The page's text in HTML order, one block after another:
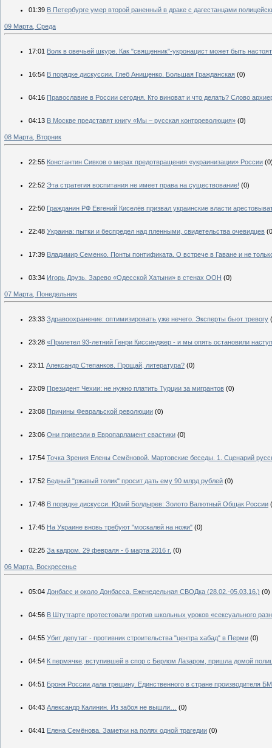
01:39 В Петербурге умер второй раненный в драке с дагестанцами
09 Марта, Среда
17:01 Волк в овечьей шкуре. Как "священник"-укронацист может быть
16:54 В порядке дискуссии. Глеб Анищенко. Большая Гражданская (0)
04:16 Православие в России сегодня. Кто виноват и что делать? Слово
04:13 В Москве представят книгу «Мы – русская контрреволюция» (0)
08 Марта, Вторник
22:55 Константин Сивков о мерах предотвращения «украинизации» России
22:52 Эта стратегия воспитания не имеет права на существование! (0)
22:50 Гражданин РФ Евгений Киселёв призвал украинские власти
22:48 Украина: пытки и беспредел над пленными, свидетельства очевидцев
17:39 Владимир Семенко. Понты понтификата. О встрече в Гаване и не
03:34 Игорь Друзь. Зарево «Одесской Хатыни» в стенах ООН (0)
07 Марта, Понедельник
23:33 Здравоохранение: оптимизировать уже нечего. Эксперты бьют тревогу
23:28 «Прилетел 93-летний Генри Киссинджер - и мы опять остановили
23:11 Александр Степанков. Прощай, литература? (0)
23:09 Президент Чехии: не нужно платить Турции за мигрантов (0)
23:08 Причины Февральской революции (0)
23:06 Они привезли в Европарламент свастики (0)
17:54 Точка Зрения Елены Семёновой. Мартовские беседы. 1. Сценарий
17:52 Бедный "ржавый толик" просит дать ему 90 млрд рублей (0)
17:48 В порядке дискусси. Юрий Болдырев: Золото Валютный Общак России
17:45 На Украине вновь требуют "москалей на ножи" (0)
02:25 За кадром. 29 февраля - 6 марта 2016 г. (0)
06 Марта, Воскресенье
05:04 Донбасс и около Донбасса. Еженедельная СВОДка (28.02.-05.03.16.) (0)
04:56 В Штутгарте протестовали против школьных уроков «сексуального
04:55 Убит депутат - противник строительства "центра хабад" в Перми (0)
04:54 К пермячке, вступившей в спор с Берлом Лазаром, пришла домой
04:51 Броня России дала трещину. Единственного в стране производителя
04:43 Александр Калинин. Из забоя не вышли… (0)
04:41 Елена Семёнова. Заметки на полях одной трагедии (0)